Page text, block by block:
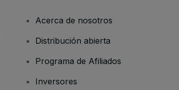
Acerca de nosotros
Distribución abierta
Programa de Afiliados
Inversores